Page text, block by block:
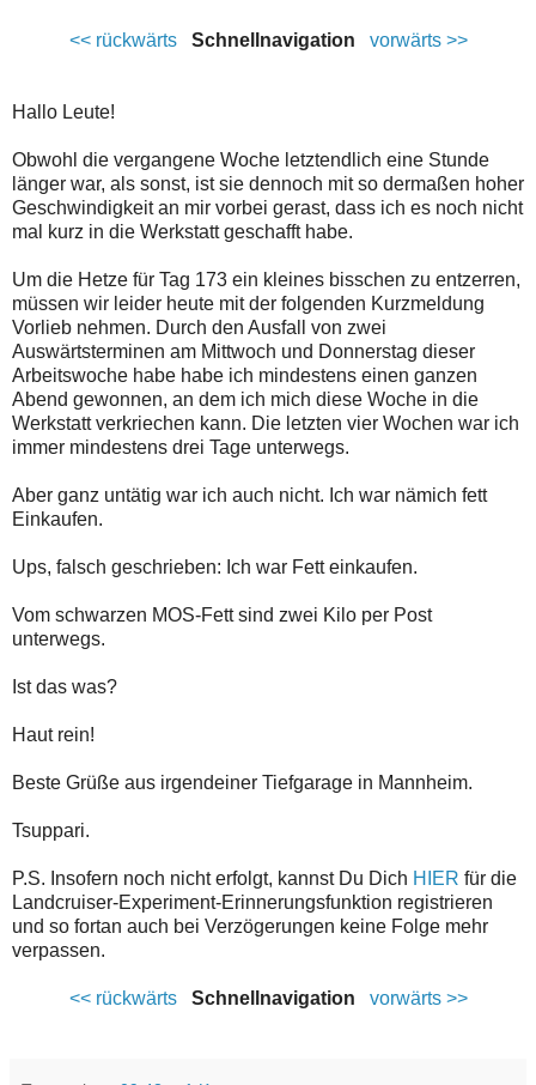
<< rückwärtsSchnellnavigation vorwärts >>
Hallo Leute!
Obwohl die vergangene Woche letztendlich eine Stunde
länger war, als sonst, ist sie dennoch mit so dermaßen hoher
Geschwindigkeit an mir vorbei gerast, dass ich es noch nicht
mal kurz in die Werkstatt geschafft habe.
Um die Hetze für Tag 173 ein kleines bisschen zu entzerren,
müssen wir leider heute mit der folgenden Kurzmeldung
Vorlieb nehmen. Durch den Ausfall von zwei
Auswärtsterminen am Mittwoch und Donnerstag dieser
Arbeitswoche habe habe ich mindestens einen ganzen
Abend gewonnen, an dem ich mich diese Woche in die
Werkstatt verkriechen kann. Die letzten vier Wochen war ich
immer mindestens drei Tage unterwegs.
Aber ganz untätig war ich auch nicht. Ich war nämich fett
Einkaufen.
Ups, falsch geschrieben: Ich war Fett einkaufen.
Vom schwarzen MOS-Fett sind zwei Kilo per Post
unterwegs.
Ist das was?
Haut rein!
Beste Grüße aus irgendeiner Tiefgarage in Mannheim.
Tsuppari.
P.S. Insofern noch nicht erfolgt, kannst Du Dich HIER für die
Landcruiser-Experiment-Erinnerungsfunktion registrieren
und so fortan auch bei Verzögerungen keine Folge mehr
verpassen.
<< rückwärtsSchnellnavigation vorwärts >>